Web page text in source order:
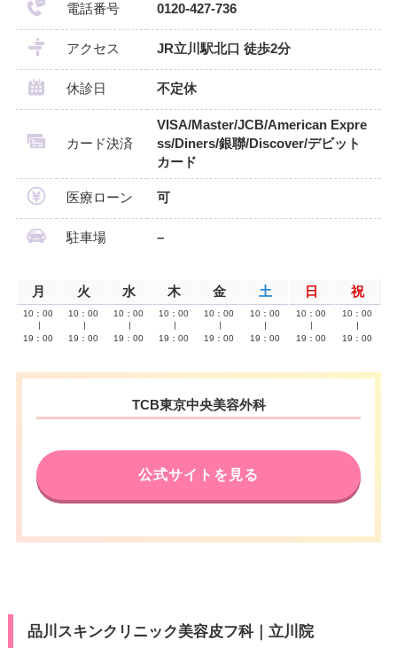
電話番号 0120-427-736
アクセス JR立川駅北口 徒歩2分
休診日 不定休
カード決済
VISA/Master/JCB/American Expre
ss/Diners/銀聯/Discover/デビット
カード
医療ローン 可
駐車場 –
月 火 水 木 金 土 日 祝
10：00
19：00
10：00
19：00
10：00
19：00
10：00
19：00
10：00
19：00
10：00
19：00
10：00
19：00
10：00
19：00
TCB東京中央美容外科
公式サイトを見る
品川スキンクリニック美容皮フ科｜立川院